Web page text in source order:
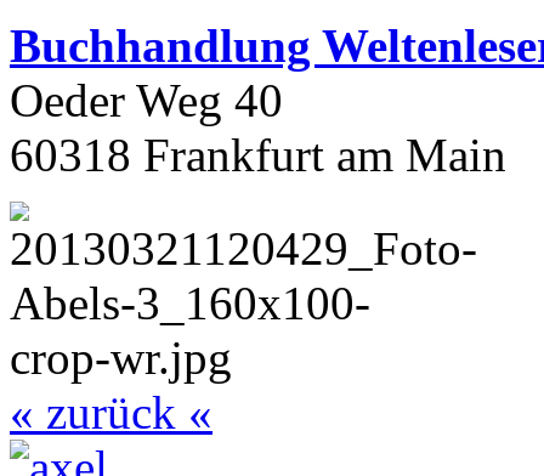
Buchhandlung
Oeder Weg 40
60318 Frankfurt am Main
« zurück «